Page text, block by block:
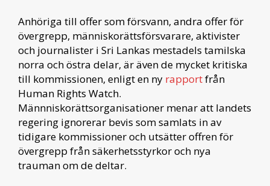
Anhöriga till offer som försvann, andra offer för
övergrepp, människorättsförsvarare, aktivister
och journalister i Sri Lankas mestadels tamilska
norra och östra delar, är även de mycket kritiska
till kommissionen, enligt en ny rapportfrån
Human Rights Watch.
Männniskorättsorganisationer menar att landets
regering ignorerar bevis som samlats in av
tidigare kommissioner och utsätter offren för
övergrepp från säkerhetsstyrkor och nya
trauman om de deltar.